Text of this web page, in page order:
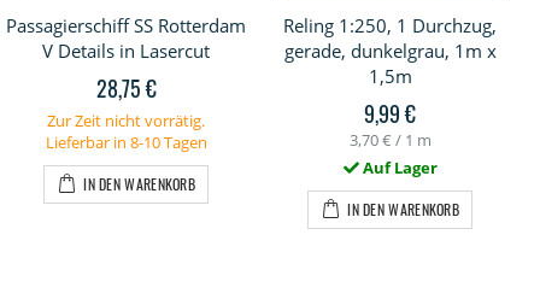
Passagierschiff SS Rotterdam
V Details in Lasercut
28,75 €
Zur Zeit nicht vorrätig.
Lieferbar in 8-10 Tagen
IN DEN WARENKORB
Reling 1:250, 1 Durchzug,
gerade, dunkelgrau, 1m x
1,5m
9,99 €
3,70 € / 1 m
Auf Lager
IN DEN WARENKORB